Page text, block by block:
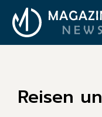
Reisen